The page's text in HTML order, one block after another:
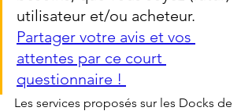
utilisateur et/ou acheteur.
Partager votre avis et vos
attentes par ce court
questionnaire !
Les services proposés sur les Docks de